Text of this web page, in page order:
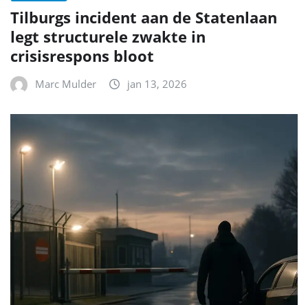
Tilburgs incident aan de Statenlaan
legt structurele zwakte in
crisisrespons bloot
Marc Mulder jan 13, 2026